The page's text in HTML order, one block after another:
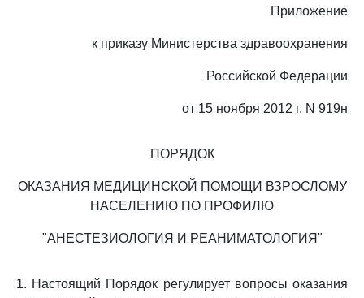
Приложение
к приказу Министерства здравоохранения
Российской Федерации
от 15 ноября 2012 г. N 919н
ПОРЯДОК
ОКАЗАНИЯ МЕДИЦИНСКОЙ ПОМОЩИ ВЗРОСЛОМУ
НАСЕЛЕНИЮ ПО ПРОФИЛЮ
"АНЕСТЕЗИОЛОГИЯ И РЕАНИМАТОЛОГИЯ"
1. Настоящий Порядок регулирует вопросы оказания